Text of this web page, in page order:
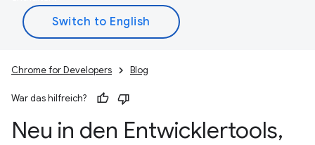
Chrome for Developers Blog
War das hilfreich?
Neu in den Entwicklertools,